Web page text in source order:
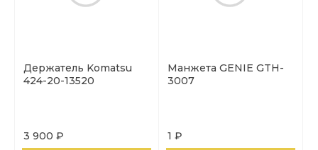
Держатель Komatsu
424-20-13520
3 900 ₽
Манжета GENIE GTH-
3007
1 ₽